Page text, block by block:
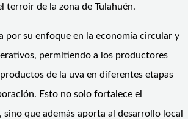
terroir de la zona de Tulahuén.
por su enfoque en la economía circular y
permitiendo a los productores
de la uva en diferentes etapas
Esto no solo fortalece el
sino que además aporta al desarrollo local